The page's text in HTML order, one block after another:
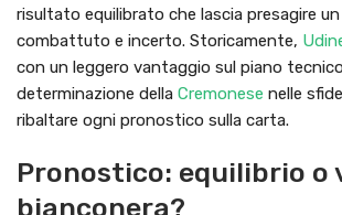
risultato equilibrato che lascia presagire
combattuto e incerto. Storicamente,
con un leggero vantaggio sul piano
determinazione della Cremonese nelle
ribaltare ogni pronostico sulla carta.
Pronostico: equilibrio o
bianconera?